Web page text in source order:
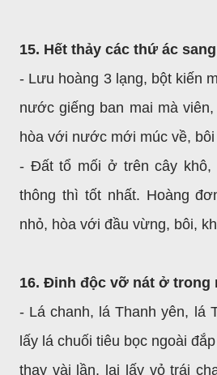
15. Hết thảy các thứ ác
- Lưu hoàng 3 lạng, bột kiến
nước giếng ban mai mà
hòa với nước mới múc về,
- Đất tổ mối ở trên cây khô,
thông thì tốt nhất. Hoàng
nhỏ, hòa với đầu vừng, bôi,
16. Đinh độc vỡ nát ở trong
- Lá chanh, lá Thanh yên, lá
lấy lá chuối tiêu bọc ngoài
thay vài lần, lại lấy vỏ trái